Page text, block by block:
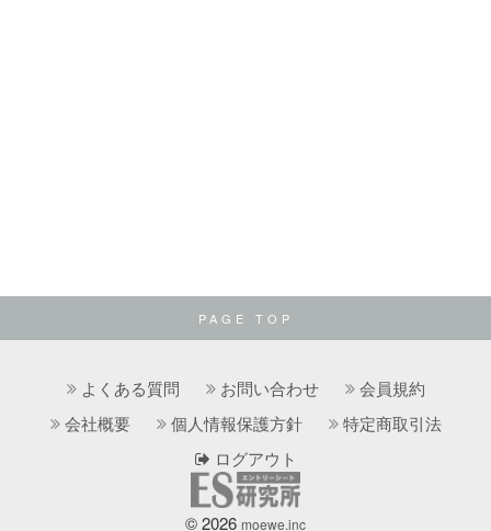
PAGE TOP
よくある質問 お問い合わせ
会員規約
会社概要
個人情報保護方針
特定商取引法
ログアウト
© 2026 moewe.inc